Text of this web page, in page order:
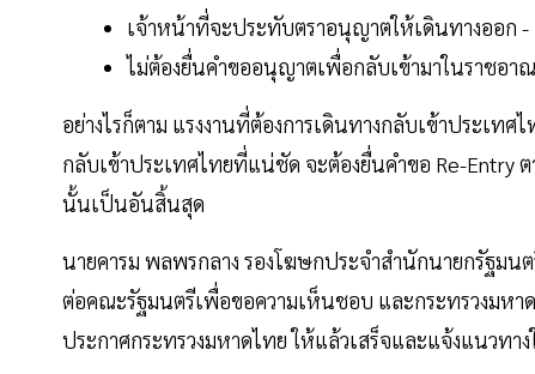
เจ้าหน้าที่จะประทับตราอนุญาตให้เดินทางออก
ไม่ต้องยื่นคำขออนุญาตเพื่อกลับเข้ามาในราชอา
อย่างไรก็ตาม แรงงานที่ต้องการเดินทางกลับเข้าประเ
กลับเข้าประเทศไทยที่แน่ชัด จะต้องยื่นคำขอ Re-Entry
นั้นเป็นอันสิ้นสุด
นายคารม พลพรกลาง รองโฆษกประจำสำนักนายกรัฐมน
ต่อคณะรัฐมนตรีเพื่อขอความเห็นชอบ และกระทรวงมหาด
ประกาศกระทรวงมหาดไทย ให้แล้วเสร็จและแจ้งแนวท